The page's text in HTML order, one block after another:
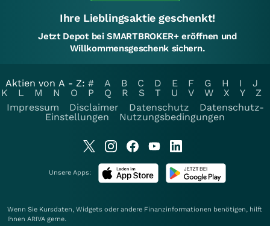
Ihre Lieblingsaktie geschenkt!
Jetzt Depot bei SMARTBROKER+ eröffnen und
Willkommensgeschenk sichern.
Aktien von A - Z: # A B C D E F G H I
J
K
L M N O P Q R S T U V W X Y
Z
Impressum
Disclaimer Datenschutz
Datenschutz-
Einstellungen
Nutzungsbedingungen
Unsere Apps:
Wenn Sie Kursdaten, Widgets oder andere Finanzinformationen benötigen, hilft
Ihnen ARIVA gerne.